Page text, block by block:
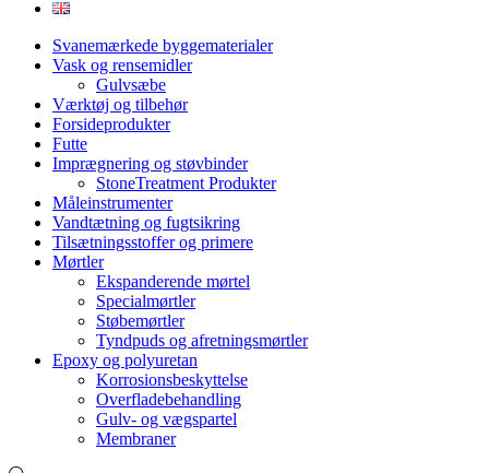
Svanemærkede byggematerialer
Vask og rensemidler
Gulvsæbe
Værktøj og tilbehør
Forsideprodukter
Futte
Imprægnering og støvbinder
StoneTreatment Produkter
Måleinstrumenter
Vandtætning og fugtsikring
Tilsætningsstoffer og primere
Mørtler
Ekspanderende mørtel
Specialmørtler
Støbemørtler
Tyndpuds og afretningsmørtler
Epoxy og polyuretan
Korrosionsbeskyttelse
Overfladebehandling
Gulv- og vægspartel
Membraner